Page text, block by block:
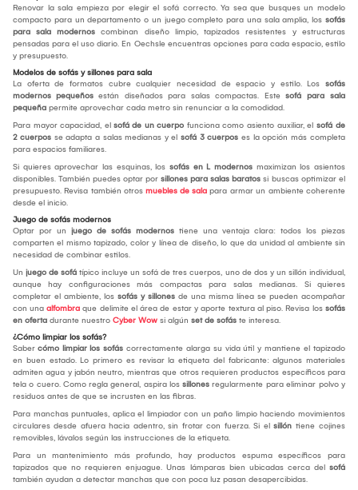
Renovar la sala empieza por elegir el sofá correcto. Ya sea que busques un modelo
compacto para un departamento o un juego completo para una sala amplia, los sofás
para sala modernos combinan diseño limpio, tapizados resistentes y estructuras
pensadas para el uso diario. En Oechsle encuentras opciones para cada espacio, estilo
y presupuesto.
Modelos de sofás y sillones para sala
La oferta de formatos cubre cualquier necesidad de espacio y estilo. Los sofás
modernos pequeños están diseñados para salas compactas. Este sofá para sala
pequeña permite aprovechar cada metro sin renunciar a la comodidad.
Para mayor capacidad, el sofá de un cuerpo funciona como asiento auxiliar, el sofá de
2 cuerpos se adapta a salas medianas y el sofá 3 cuerpos es la opción más completa
para espacios familiares.
Si quieres aprovechar las esquinas, los sofás en L modernos maximizan los asientos
disponibles. También puedes optar por sillones para salas baratos si buscas optimizar el
presupuesto. Revisa también otros muebles de sala para armar un ambiente coherente
desde el inicio.
Juego de sofás modernos
Optar por un juego de sofás modernos tiene una ventaja clara: todos los piezas
comparten el mismo tapizado, color y línea de diseño, lo que da unidad al ambiente sin
necesidad de combinar estilos.
Un juego de sofá típico incluye un sofá de tres cuerpos, uno de dos y un sillón individual,
aunque hay configuraciones más compactas para salas medianas. Si quieres
completar el ambiente, los sofás y sillones de una misma línea se pueden acompañar
con una alfombra que delimite el área de estar y aporte textura al piso. Revisa los sofás
en oferta durante nuestro Cyber Wow si algún set de sofás te interesa.
¿Cómo limpiar los sofás?
Saber cómo limpiar los sofás correctamente alarga su vida útil y mantiene el tapizado
en buen estado. Lo primero es revisar la etiqueta del fabricante: algunos materiales
admiten agua y jabón neutro, mientras que otros requieren productos específicos para
tela o cuero. Como regla general, aspira los sillones regularmente para eliminar polvo y
residuos antes de que se incrusten en las fibras.
Para manchas puntuales, aplica el limpiador con un paño limpio haciendo movimientos
circulares desde afuera hacia adentro, sin frotar con fuerza. Si el sillón tiene cojines
removibles, lávalos según las instrucciones de la etiqueta.
Para un mantenimiento más profundo, hay productos espuma específicos para
tapizados que no requieren enjuague. Unas lámparas bien ubicadas cerca del sofá
también ayudan a detectar manchas que con poca luz pasan desapercibidas.